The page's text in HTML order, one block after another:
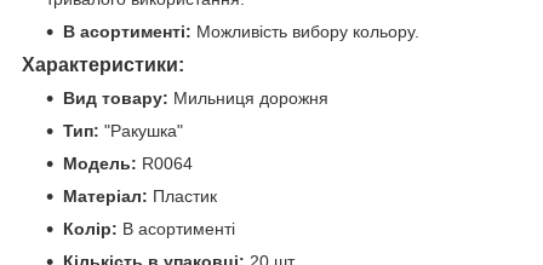
В асортименті: Можливість вибору кольору.
Характеристики:
Вид товару: Мильниця дорожня
Тип: "Ракушка"
Модель: R0064
Матеріал: Пластик
Колір: В асортименті
Кількість в упаковці: 20 шт.